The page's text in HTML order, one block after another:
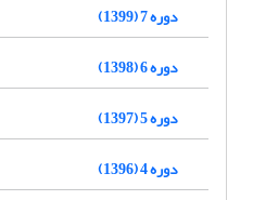
دوره 7 (1399)
دوره 6 (1398)
دوره 5 (1397)
دوره 4 (1396)